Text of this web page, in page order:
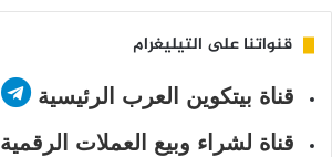
قنواتنا على التيليغرام
قناة بيتكوين العرب الرئيسية
قناة لشراء وبيع العملات الرقمية